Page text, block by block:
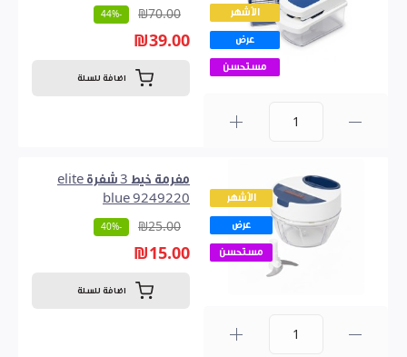
الأشهر
عرض
مستحسن
₪70.00
-44%
₪39.00
اضافة للسلة
الأشهر
عرض
مستحسن
مفرمة خيط 3 شفرة elite
blue 9249220
₪25.00
-40%
₪15.00
اضافة للسلة